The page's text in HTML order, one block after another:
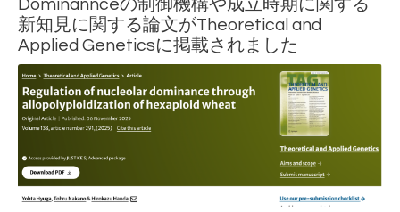
Dominannceの制御機構や成立時期に関する
新知見に関する論文がTheoretical and
Applied Geneticsに掲載されました